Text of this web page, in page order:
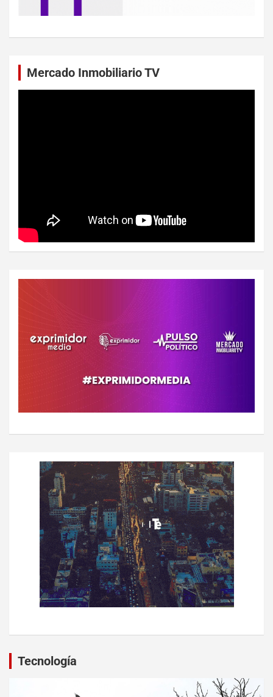
Mercado Inmobiliario TV
Tecnología